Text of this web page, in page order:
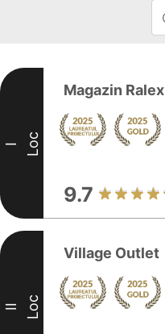
I Loc
Magazin Ralex
9.7
II Loc
Village Outlet